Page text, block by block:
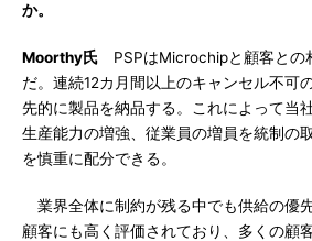
か。
Moorthy氏 PSPはMicrochipと顧客との
だ。連続12カ月間以上のキャンセル不可
先的に製品を納品する。これによって当
生産能力の増強、従業員の増員を統制の
を慎重に配分できる。
業界全体に制約が残る中でも供給の優
顧客にも高く評価されており、多くの顧